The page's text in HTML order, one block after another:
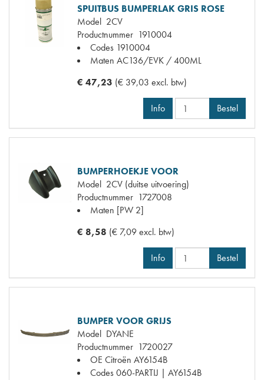
SPUITBUS BUMPERLAK GRIS ROSE
Model 2CV
Productnummer 1910004
Codes 1910004
Maten AC136/EVK / 400ML
€ 47,23 (€ 39,03 excl. btw)
Info Bestel
BUMPERHOEKJE VOOR
Model 2CV (duitse uitvoering)
Productnummer 1727008
Maten [PW 2]
€ 8,58 (€ 7,09 excl. btw)
Info Bestel
BUMPER VOOR GRIJS
Model DYANE
Productnummer 1720027
OE Citroën AY6154B
Codes060-PARTIJ | AY6154B